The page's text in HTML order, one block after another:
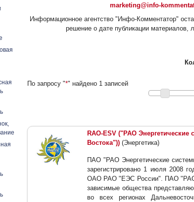
marketing@info-
Информационное агентство "Инфо-Комментатор"
решение о дате публикации материалов,
По запросу "*" найдено 1 записей
RAO-ESV ("РАО
Востока")) (Энергетика)
ПАО "РАО Энергетические
зарегистрировано 1 июля 2008
ОАО РАО "ЕЭС России". ПАО "РАО
зависимые общества
во всех регионах